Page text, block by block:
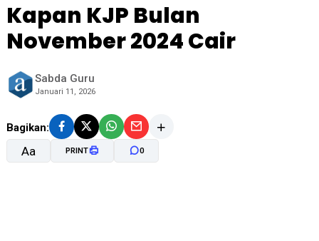
Kapan KJP Bulan
November 2024 Cair
Sabda Guru
Januari 11, 2026
Bagikan:
Aa PRINT 0